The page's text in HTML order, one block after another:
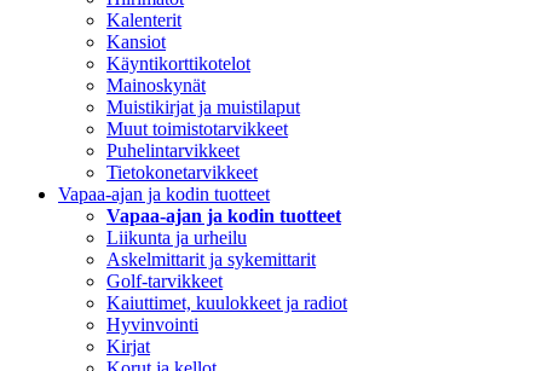
Kalenterit
Kansiot
Käyntikorttikotelot
Mainoskynät
Muistikirjat ja muistilaput
Muut toimistotarvikkeet
Puhelintarvikkeet
Tietokonetarvikkeet
Vapaa-ajan ja kodin tuotteet
Vapaa-ajan ja kodin tuotteet
Liikunta ja urheilu
Askelmittarit ja sykemittarit
Golf-tarvikkeet
Kaiuttimet, kuulokkeet ja radiot
Hyvinvointi
Kirjat